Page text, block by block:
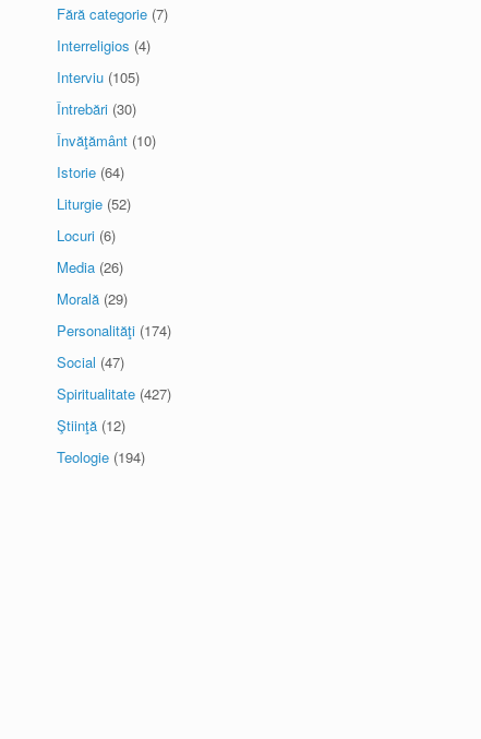
Fără categorie (7)
Interreligios (4)
Interviu (105)
Întrebări (30)
Învăţământ (10)
Istorie (64)
Liturgie (52)
Locuri (6)
Media (26)
Morală (29)
Personalităţi (174)
Social (47)
Spiritualitate (427)
Ştiinţă (12)
Teologie (194)